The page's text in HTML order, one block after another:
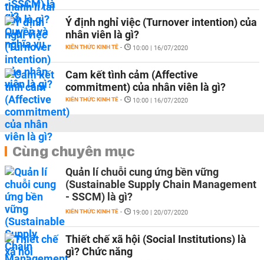
Ý định nghỉ việc (Turnover intention) của
nhân viên là gì?
KIẾN THỨC KINH TẾ - 10:00 | 16/07/2020
Cam kết tình cảm (Affective
commitment) của nhân viên là gì?
KIẾN THỨC KINH TẾ - 10:00 | 16/07/2020
Cùng chuyên mục
Quản lí chuỗi cung ứng bền vững
(Sustainable Supply Chain Management
- SSCM) là gì?
KIẾN THỨC KINH TẾ - 19:00 | 20/07/2020
Thiết chế xã hội (Social Institutions) là
gì? Chức năng